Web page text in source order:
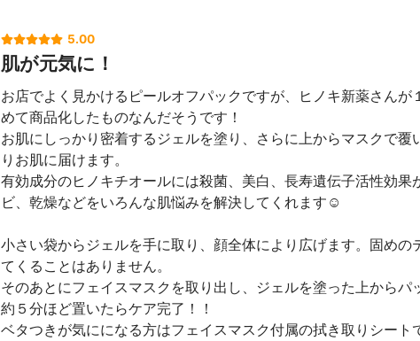
5.00
肌が元気に！
お店でよく見かけるピールオフパックですが、ヒノキ新薬さんが
めて商品化したものなんだそうです！
お肌にしっかり密着するジェルを塗り、さらに上からマスクで覆
りお肌に届けます。
有効成分のヒノキチオールには殺菌、美白、長寿遺伝子活性効果
ビ、乾燥などをいろんな肌悩みを解決してくれます☺️
小さい袋からジェルを手に取り、顔全体により広げます。固めの
てくることはありません。
そのあとにフェイスマスクを取り出し、ジェルを塗った上からパ
約５分ほど置いたらケア完了！！
ベタつきが気にになる方はフェイスマスク付属の拭き取りシート